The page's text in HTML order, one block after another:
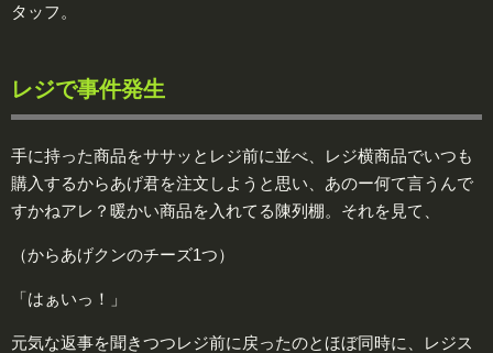
タッフ。
レジで事件発生
手に持った商品をササッとレジ前に並べ、レジ横商品でいつも
購入するからあげ君を注文しようと思い、あのー何て言うんで
すかねアレ？暖かい商品を入れてる陳列棚。それを見て、
（からあげクンのチーズ1つ）
「はぁいっ！」
元気な返事を聞きつつレジ前に戻ったのとほぼ同時に、レジス